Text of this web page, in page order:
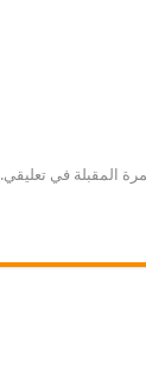
المقبلة في تعليقي.